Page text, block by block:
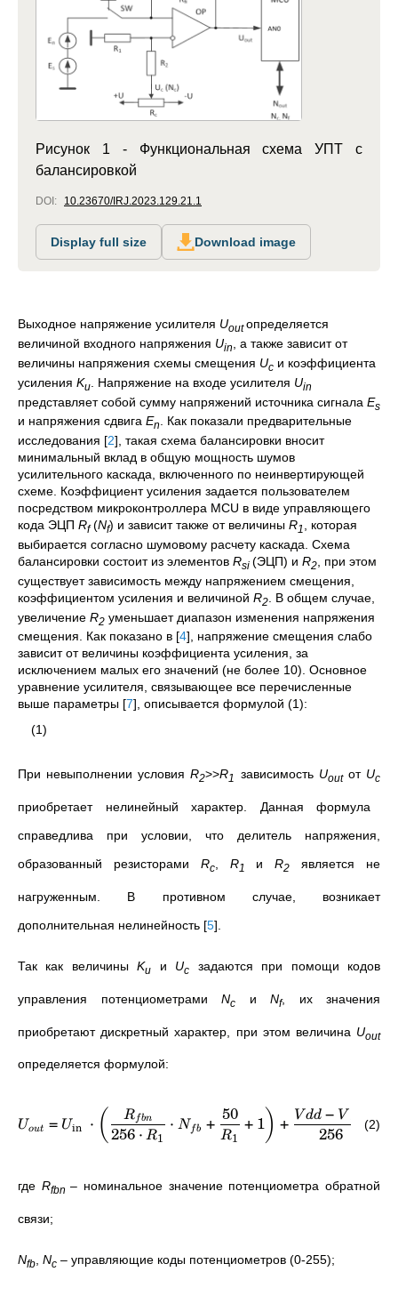
Рисунок 1 - Функциональная схема УПТ с
балансировкой
DOI: 10.23670/IRJ.2023.129.21.1
Display full size Download image
Выходное напряжение усилителя Uout определяется
величиной входного напряжения Uin, а также зависит от
величины напряжения схемы смещения Uc и коэффициента
усиления Ku . Напряжение на входе усилителя Uin
представляет собой сумму напряжений источника сигнала Es
и напряжения сдвига En. Как показали предварительные
исследования [2], такая схема балансировки вносит
минимальный вклад в общую мощность шумов
усилительного каскада, включенного по неинвертирующей
схеме. Коэффициент усиления задается пользователем
посредством микроконтроллера MCU в виде управляющего
кода ЭЦП Rf(Nf) и зависит также от величины R1 , которая
выбирается согласно шумовому расчету каскада. Схема
балансировки состоит из элементов Rsi (ЭЦП) и R2
, при этом
существует зависимость между напряжением смещения,
коэффициентом усиления и величиной R2
. В общем случае,
увеличение R2 уменьшает диапазон изменения напряжения
смещения. Как показано в [4], напряжение смещения слабо
зависит от величины коэффициента усиления, за
исключением малых его значений (не более 10). Основное
уравнение усилителя, связывающее все перечисленные
выше параметры [7], описывается формулой (1):
(1)
При невыполнении условияR2>>R1 зависимостьUoutотUc
приобретает нелинейный характер. Данная формула
справедлива при условии, что делитель напряжения,
образованный резисторами Rc, R1 иR2 является не
нагруженным. В противном случае, возникает
дополнительная нелинейность [5]
Так как величиныKu и Uc задаются при помощи кодов
управления потенциометрами Nc и Nf, их значения
приобретают дискретный характер, при этом величина Uout
определяется формулой:
Uout = Uin ⋅ ( 256 ⋅ R1
Rfbn ⋅ N fb +
R1
50 + 1) + 256
V dd − V ⋅
(2)
где Rfbn– номинальное значение потенциометра обратной
связи;
Nfb Nc – управляющие коды потенциометров (0-255);